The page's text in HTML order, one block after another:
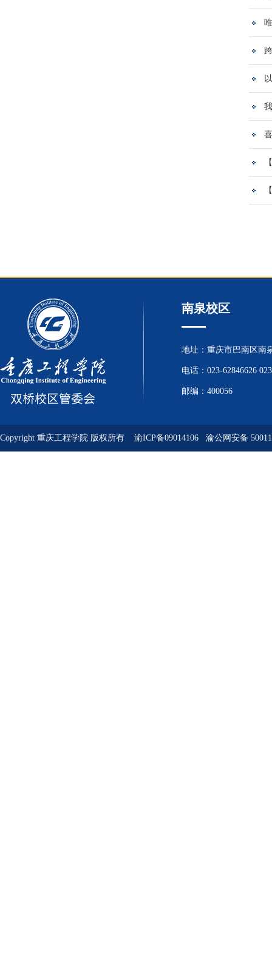
南泉校区
地址：重庆市巴南区南
电话：023-62846626
邮编：400056
Copyright 重庆工程学院 版权所有 渝ICP备09014106 渝公网安备